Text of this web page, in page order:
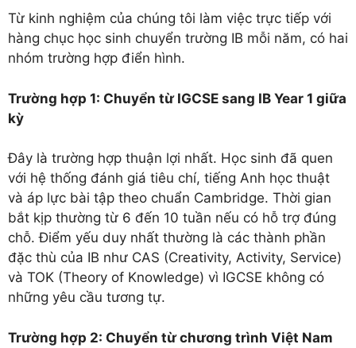
Từ kinh nghiệm của chúng tôi làm việc trực tiếp với
hàng chục học sinh chuyển trường IB mỗi năm, có hai
nhóm trường hợp điển hình.
Trường hợp 1: Chuyển từ IGCSE sang IB Year 1 giữa
kỳ
Đây là trường hợp thuận lợi nhất. Học sinh đã quen
với hệ thống đánh giá tiêu chí, tiếng Anh học thuật
và áp lực bài tập theo chuẩn Cambridge. Thời gian
bắt kịp thường từ 6 đến 10 tuần nếu có hỗ trợ đúng
chỗ. Điểm yếu duy nhất thường là các thành phần
đặc thù của IB như CAS (Creativity, Activity, Service)
và TOK (Theory of Knowledge) vì IGCSE không có
những yêu cầu tương tự.
Trường hợp 2: Chuyển từ chương trình Việt Nam